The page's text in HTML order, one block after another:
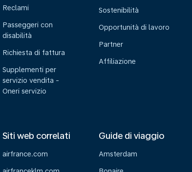
Reclami
Passeggeri con
disabilità
Richiesta di fattura
Supplementi per
servizio vendita -
Oneri servizio
Sostenibilità
Opportunità di lavoro
Partner
Affiliazione
Siti web correlati
airfrance.com
Guide di viaggio
Amsterdam